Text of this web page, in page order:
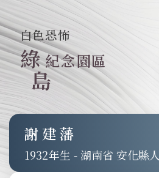
白色恐怖
綠
島
紀念園區
謝建藩
1932 - 湖南省 安化縣人